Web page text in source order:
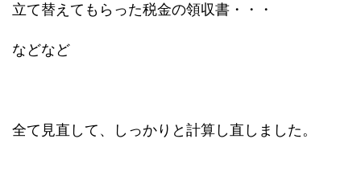
立て替えてもらった税金の領収書・・・
などなど
全て見直して、しっかりと計算し直しました。